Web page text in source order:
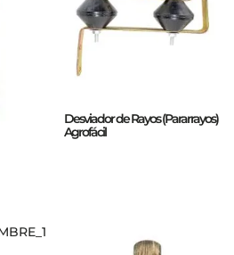
Desviador de Rayos (Pararrayos)
Agrofácil